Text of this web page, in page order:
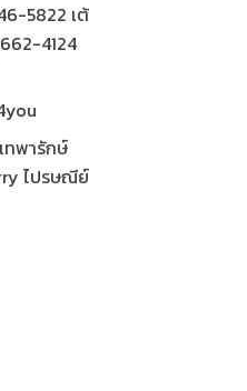
5822 เต้
4124
ทพารักษ์
ไปรษณีย์